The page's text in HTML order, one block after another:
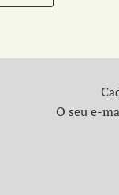
O seu e-